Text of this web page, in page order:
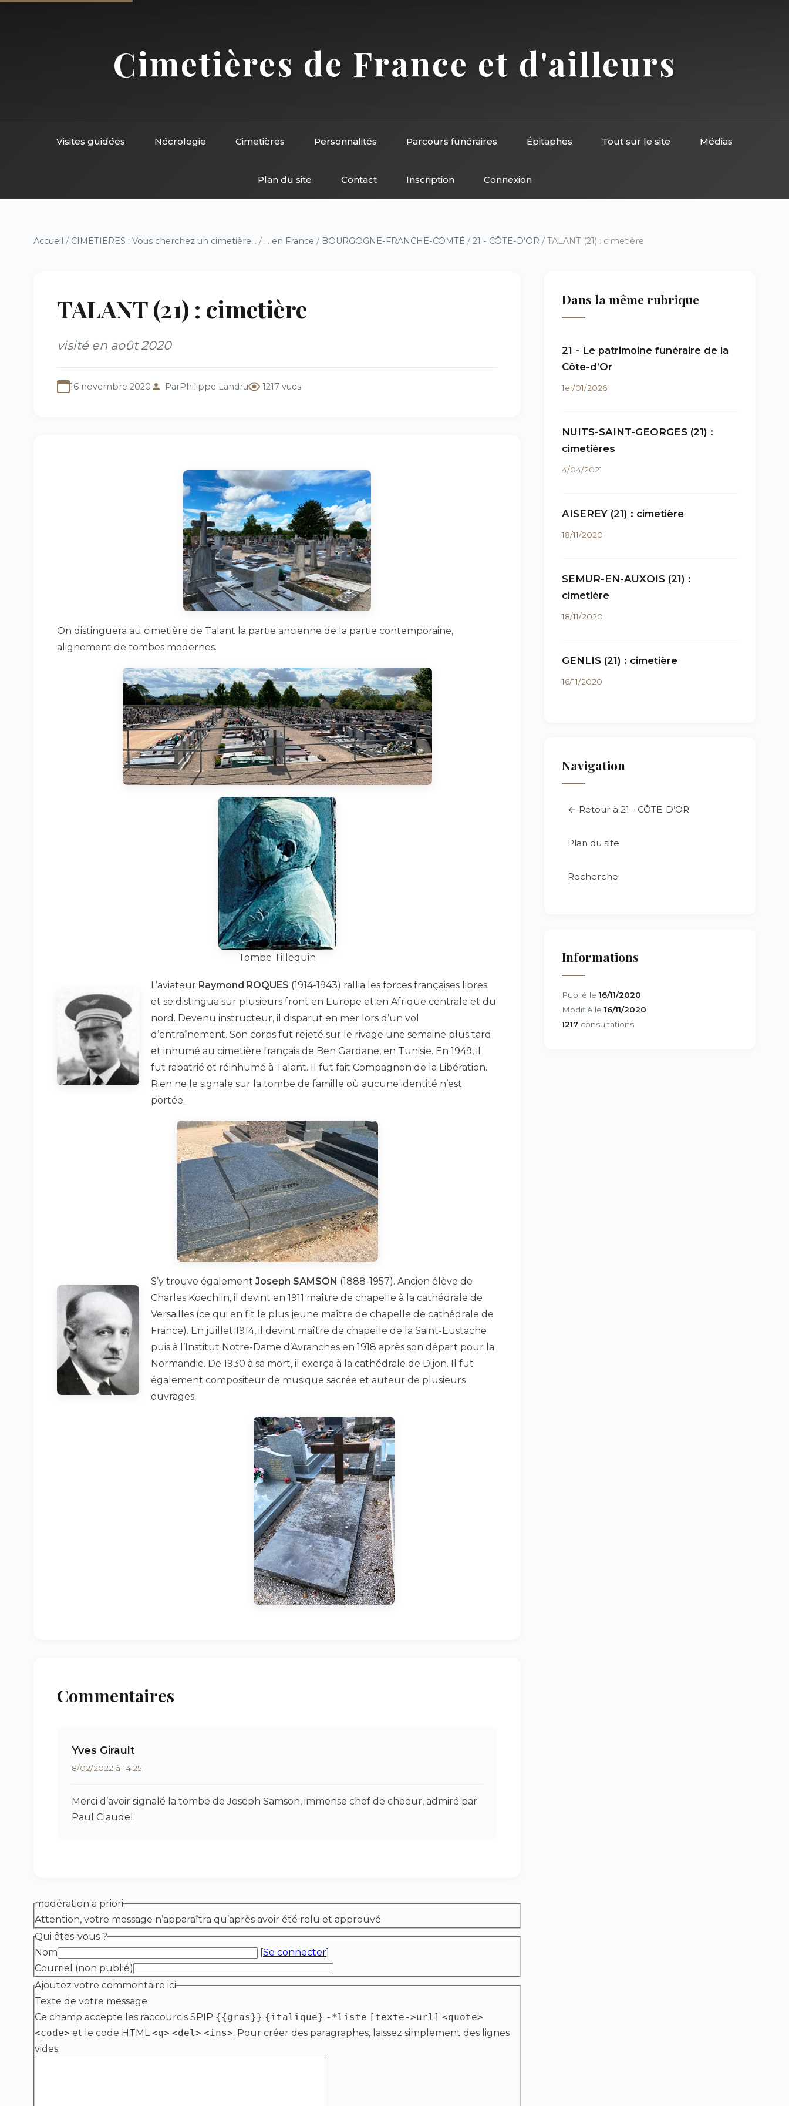
Cimetières de France et d'ailleurs
Visites guidées Nécrologie Cimetières Personnalités Parcours funéraires Épitaphes Tout sur le site Médias
Plan du site Contact Inscription Connexion
Accueil / CIMETIERES : Vous cherchez un cimetière... / ... en France / BOURGOGNE-FRANCHE-COMTÉ / 21 - CÔTE-D’OR / TALANT (21) : cimetière
TALANT (21) : cimetière
visité en août 2020
16 novembre 2020 ParPhilippe Landru 1217 vues
On distinguera au cimetière de Talant la partie ancienne de la partie contemporaine,
alignement de tombes modernes.
Tombe Tillequin
L’aviateur Raymond ROQUES (1914-1943) rallia les forces françaises libres
et se distingua sur plusieurs front en Europe et en Afrique centrale et du
nord. Devenu instructeur, il disparut en mer lors d’un vol
d’entraînement. Son corps fut rejeté sur le rivage une semaine plus tard
et inhumé au cimetière français de Ben Gardane, en Tunisie. En 1949, il
fut rapatrié et réinhumé à Talant. Il fut fait Compagnon de la Libération.
Rien ne le signale sur la tombe de famille où aucune identité n’est
portée.
S’y trouve également Joseph SAMSON (1888-1957). Ancien élève de
Charles Koechlin, il devint en 1911 maître de chapelle à la cathédrale de
Versailles (ce qui en fit le plus jeune maître de chapelle de cathédrale de
France). En juillet 1914, il devint maître de chapelle de la Saint-Eustache
puis à l’Institut Notre-Dame d’Avranches en 1918 après son départ pour la
Normandie. De 1930 à sa mort, il exerça à la cathédrale de Dijon. Il fut
également compositeur de musique sacrée et auteur de plusieurs
ouvrages.
Commentaires
Yves Girault
8/02/2022 à 14:25
Merci d’avoir signalé la tombe de Joseph Samson, immense chef de choeur, admiré par
Paul Claudel.
modération a priori
Attention, votre message n’apparaîtra qu’après avoir été relu et approuvé.
Qui êtes-vous ?
Nom
[Se connecter]
Courriel (non publié)
Ajoutez votre commentaire ici
Texte de votre message
Ce champ accepte les raccourcis SPIP {{gras}} {italique} -*liste [texte->url] <quote>
<code> et le code HTML<q> <del> <ins>. Pour créer des paragraphes, laissez simplement des lignes
vides.
Dans la même rubrique
21 - Le patrimoine funéraire de la
Côte-d’Or
1er/01/2026
NUITS-SAINT-GEORGES (21) :
cimetières
4/04/2021
AISEREY (21) : cimetière
18/11/2020
SEMUR-EN-AUXOIS (21) :
cimetière
18/11/2020
GENLIS (21) : cimetière
16/11/2020
Navigation
← Retour à 21 - CÔTE-D’OR
Plan du site
Recherche
Informations
Publié le 16/11/2020
Modifié le 16/11/2020
1217 consultations